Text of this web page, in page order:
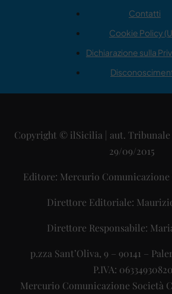
Contatti
Cookie Policy
Dichiarazione sulla
Copyright © ilSicilia | aut. Tribunale
29/09/2015
Editore: Mercurio Comunicazione
Direttore Editoriale:
Direttore Responsabile:
p.zza Sant’Oliva, 9 – 90141 –
P.IVA: 06334930820
Mercurio Comunicazione Società